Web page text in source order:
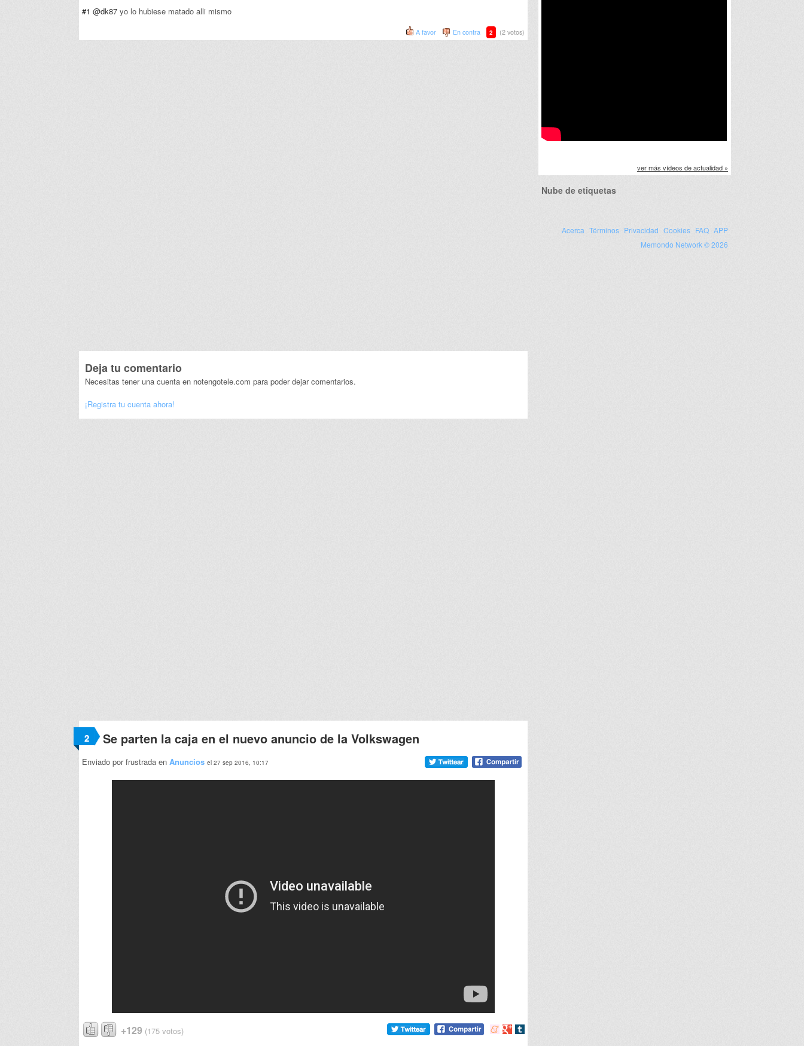
#1 @dk87 yo lo hubiese matado alli mismo
A favor En contra 2 (2 votos)
Deja tu comentario
Necesitas tener una cuenta en notengotele.com para poder dejar comentarios.
¡Registra tu cuenta ahora!
2 Se parten la caja en el nuevo anuncio de la Volkswagen
Enviado por frustrada en Anuncios el 27 sep 2016, 10:17
+129 (175 votos)
Compartir
Compartir
Compartir
ver más vídeos de actualidad »
Nube de etiquetas
Acerca Términos Privacidad Cookies FAQ APP
Memondo Network © 2026